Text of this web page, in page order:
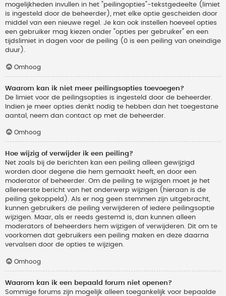
mogelijkheden invullen in het "peilingopties"-tekstgedeelte (limiet
is ingesteld door de beheerder), met elke optie gescheiden door
middel van een nieuwe regel. Je kan ook instellen hoeveel opties
een gebruiker mag kiezen onder "opties per gebruiker" en een
tijdslimiet in dagen voor de peiling (0 is een peiling van oneindige
duur).
Omhoog
Waarom kan ik niet meer peilingsopties toevoegen?
De limiet voor de peilingsopties is ingesteld door de beheerder.
Indien je meer opties denkt nodig te hebben dan het toegestane
aantal, neem dan contact op met de beheerder.
Omhoog
Hoe wijzig of verwijder ik een peiling?
Net zoals bij de berichten kan een peiling alleen gewijzigd
worden door degene die hem gemaakt heeft, en door een
moderator of beheerder. Om de peiling te wijzigen moet je het
allereerste bericht van het onderwerp wijzigen (hieraan is de
peiling gekoppeld). Als er nog geen stemmen zijn uitgebracht,
kunnen gebruikers de peiling verwijderen of iedere peilingsoptie
wijzigen. Maar, als er reeds gestemd is, dan kunnen alleen
moderators of beheerders hem wijzigen of verwijderen. Dit om te
voorkomen dat gebruikers een peiling maken en deze daarna
vervalsen door de opties te wijzigen.
Omhoog
Waarom kan ik een bepaald forum niet openen?
Sommige forums zijn mogelijk alleen toegankelijk voor bepaalde